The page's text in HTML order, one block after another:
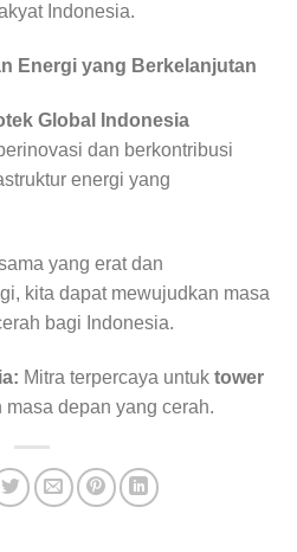
Indonesia.
Energi yang Berkelanjutan
Global Indonesia
dan berkontribusi
energi yang
yang erat dan
kita dapat mewujudkan masa
bagi Indonesia.
Mitra terpercaya untuk tower
depan yang cerah.